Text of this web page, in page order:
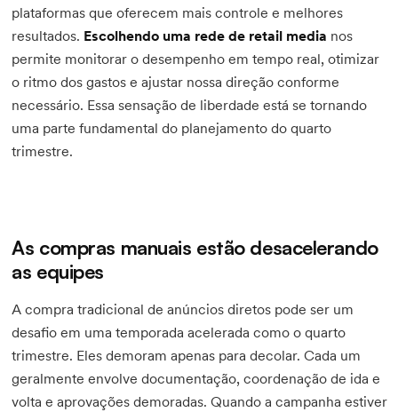
plataformas que oferecem mais controle e melhores
resultados. Escolhendo uma rede de retail media nos
permite monitorar o desempenho em tempo real, otimizar
o ritmo dos gastos e ajustar nossa direção conforme
necessário. Essa sensação de liberdade está se tornando
uma parte fundamental do planejamento do quarto
trimestre.
As compras manuais estão desacelerando
as equipes
A compra tradicional de anúncios diretos pode ser um
desafio em uma temporada acelerada como o quarto
trimestre. Eles demoram apenas para decolar. Cada um
geralmente envolve documentação, coordenação de ida e
volta e aprovações demoradas. Quando a campanha estiver